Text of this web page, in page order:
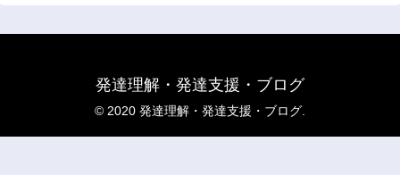
発達理解・発達支援・ブログ
© 2020 発達理解・発達支援・ブログ.